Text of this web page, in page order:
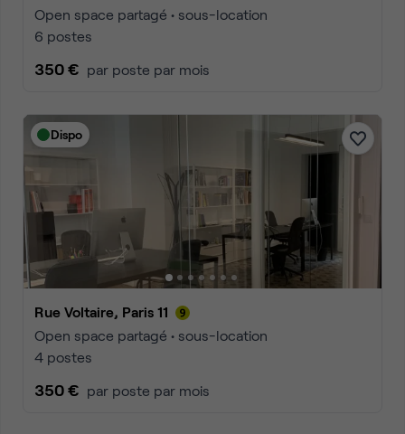
Open space partagé • sous-location
6 postes
350 € par poste par mois
Dispo
Rue Voltaire, Paris 11
Open space partagé • sous-location
4 postes
350 € par poste par mois